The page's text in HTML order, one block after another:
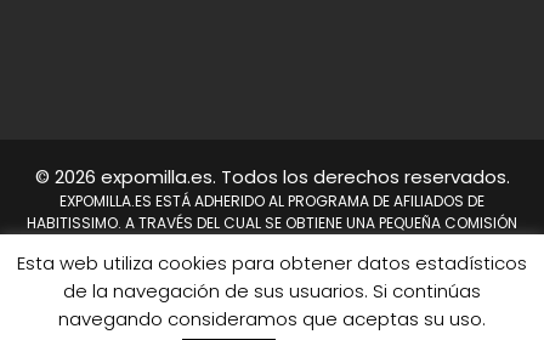
© 2026 expomilla.es. Todos los derechos reservados.
EXPOMILLA.ES ESTÁ ADHERIDO AL PROGRAMA DE AFILIADOS DE
HABITISSIMO. A TRAVÉS DEL CUAL SE OBTIENE UNA PEQUEÑA COMISIÓN
EN CAMBIO A NOSOTROS NOS PERMITE CONTINUAR TRABAJANDO DÍA A
DÍA PARA MEJORAR EL SITIO WEB.
HABITISSIMO Y TAMBIÉN EL LOGO DE HABITISSIMO SON MARCAS
REGISTRADAS DE HABITISSIMO.ES O SUS AFILIADOS.
Esta web utiliza cookies para obtener datos estadísticos
de la navegación de sus usuarios. Si continúas
navegando consideramos que aceptas su uso.